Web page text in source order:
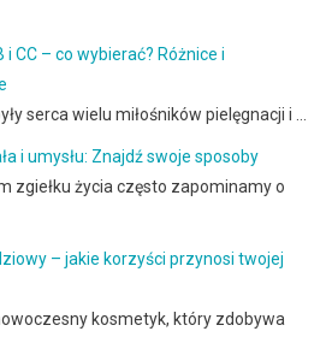
i CC – co wybierać? Różnice i
serca wielu miłośników pielęgnacji i …
i umysłu: Znajdź swoje sposoby
zgiełku życia często zapominamy o
– jakie korzyści przynosi twojej
kosmetyk, który zdobywa